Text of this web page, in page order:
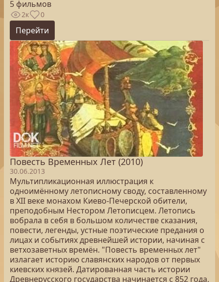
5 фильмов
2к 0
Перейти
Повесть Временных Лет (2010)
30.06.2013
Мультипликационная иллюстрация к
одноимённому летописному своду, составленному
в XII веке монахом Киево-Печерской обители,
преподобным Нестором Летописцем. Летопись
вобрала в себя в большом количестве сказания,
повести, легенды, устные поэтические предания о
лицах и событиях древнейшей истории, начиная с
ветхозаветных времён. "Повесть временных лет"
излагает историю славянских народов от первых
киевских князей. Датированная часть истории
Древнерусского государства начинается с 852 года,